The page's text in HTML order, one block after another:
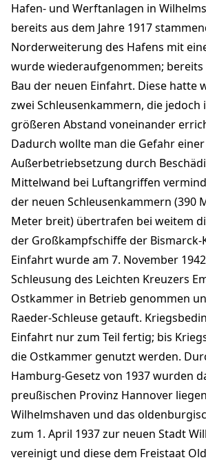
Hafen- und Werftanlagen in
bereits aus dem Jahre 1917
Norderweiterung des Hafens mit
wurde wiederaufgenommen; bereits
Bau der neuen Einfahrt. Diese hatte
zwei Schleusenkammern, die jedoch
größeren Abstand voneinander
Dadurch wollte man die Gefahr
Außerbetriebsetzung durch
Mittelwand bei Luftangriffen
der neuen Schleusenkammern (390
Meter breit) übertrafen bei weitem
der Großkampfschiffe der Bismarck-
Einfahrt wurde am 7. November
Schleusung des Leichten Kreuzers
Ostkammer in Betrieb genommen
Raeder-Schleuse getauft.
Einfahrt nur zum Teil fertig; bis
die Ostkammer genutzt werden.
Hamburg-Gesetz von 1937 wurden
preußischen Provinz Hannover
Wilhelmshaven und das
zum 1. April 1937 zur neuen Stadt
vereinigt und diese dem Freistaat